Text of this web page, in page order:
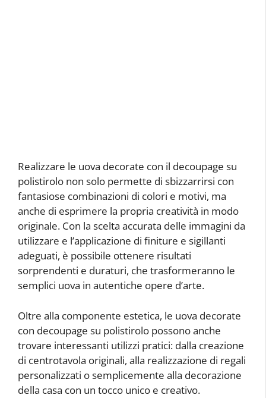
Realizzare le uova decorate con il decoupage su
polistirolo non solo permette di sbizzarrirsi con
fantasiose combinazioni di colori e motivi, ma
anche di esprimere la propria creatività in modo
originale. Con la scelta accurata delle immagini da
utilizzare e l’applicazione di finiture e sigillanti
adeguati, è possibile ottenere risultati
sorprendenti e duraturi, che trasformeranno le
semplici uova in autentiche opere d’arte.
Oltre alla componente estetica, le uova decorate
con decoupage su polistirolo possono anche
trovare interessanti utilizzi pratici: dalla creazione
di centrotavola originali, alla realizzazione di regali
personalizzati o semplicemente alla decorazione
della casa con un tocco unico e creativo.